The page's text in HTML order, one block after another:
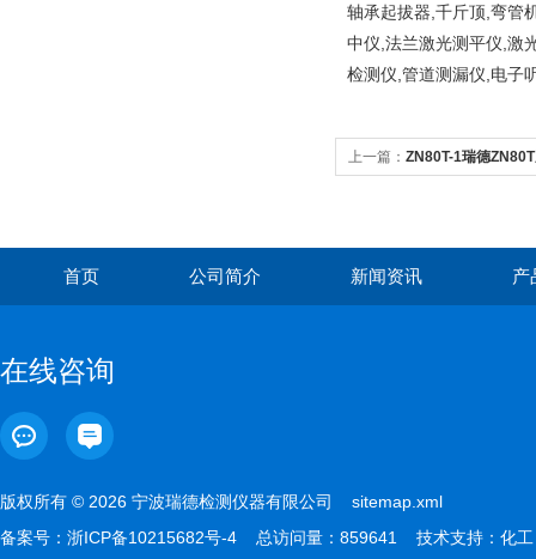
轴承起拔器,千斤顶,弯管
中仪,法兰激光测平仪,激
检测仪,管道测漏仪,电子
上一篇： ZN80T-1瑞德
首页 公司简介 新闻资讯 产
在线咨询
版权所有 © 2026 宁波瑞德检测仪器有限公司 sitemap.xml
备案号： 浙ICP备10215682号-4 总访问量：859641 技术支持： 化工